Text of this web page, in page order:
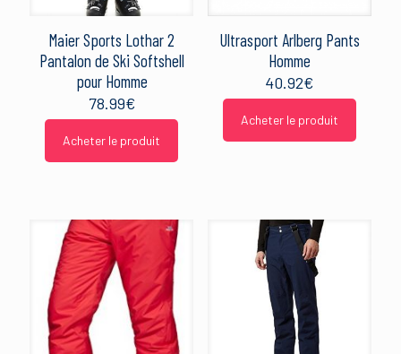
Maier Sports Lothar 2
Pantalon de Ski Softshell
pour Homme
78.99€
Acheter le produit
Ultrasport Arlberg Pants
Homme
40.92€
Acheter le produit